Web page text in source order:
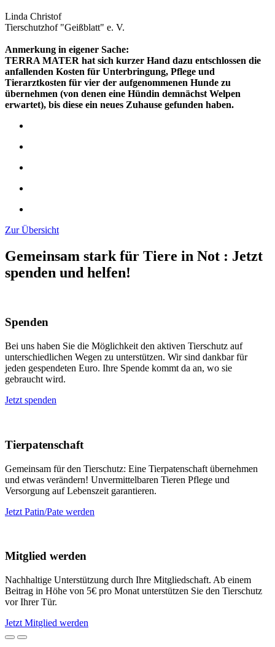
Linda Christof
Tierschutzhof "Geißblatt" e. V.
Anmerkung in eigener Sache:
TERRA MATER hat sich kurzer Hand dazu entschlossen die
anfallenden Kosten für Unterbringung, Pflege und
Tierarztkosten für vier der aufgenommenen Hunde zu
übernehmen (von denen eine Hündin demnächst Welpen
erwartet), bis diese ein neues Zuhause gefunden haben.
Zur Übersicht
Gemeinsam stark für Tiere in Not : Jetzt
spenden und helfen!
Spenden
Bei uns haben Sie die Möglichkeit den aktiven Tierschutz auf
unterschiedlichen Wegen zu unterstützen. Wir sind dankbar für
jeden gespendeten Euro. Ihre Spende kommt da an, wo sie
gebraucht wird.
Jetzt spenden
Tierpatenschaft
Gemeinsam für den Tierschutz: Eine Tierpatenschaft übernehmen
und etwas verändern! Unvermittelbaren Tieren Pflege und
Versorgung auf Lebenszeit garantieren.
Jetzt Patin/Pate werden
Mitglied werden
Nachhaltige Unterstützung durch Ihre Mitgliedschaft. Ab einem
Beitrag in Höhe von 5€ pro Monat unterstützen Sie den Tierschutz
vor Ihrer Tür.
Jetzt Mitglied werden